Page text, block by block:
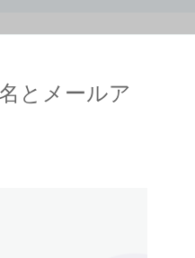
とメールア